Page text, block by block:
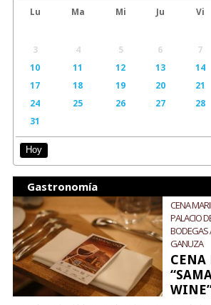
Lu Ma Mi Ju Vi
3
4 5 6 7
10
11 12 13 14
17
18 19 20 21
24
25 26 27 28
31
Hoy
Gastronomía
CENA
PALACIO
BODEGAS
GANUZA
CENA